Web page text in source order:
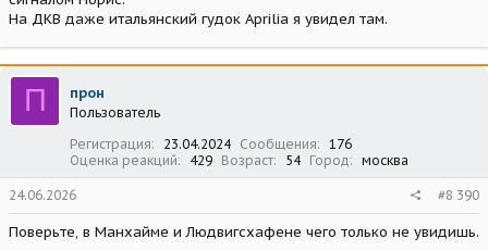
На ДКВ даже итальянский гудок Aprilia я увидел там.
П прон
Пользователь
Регистрация
23.04.2024 Сообщения
176
Оценка реакций
429 Возраст 54 Город москва
24.06.2026 #8 390
Поверьте, в Манхайме и Людвигсхафене чего только не увидишь.